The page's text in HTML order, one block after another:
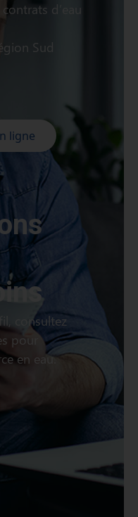
d’eau
Sud
ligne
consultez
pour
en eau.